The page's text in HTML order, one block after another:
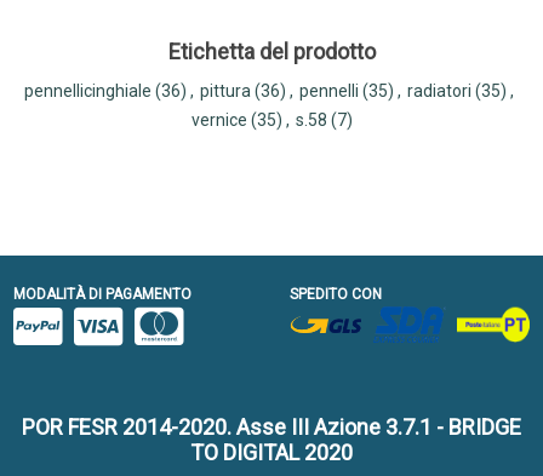
Etichetta del prodotto
pennellicinghiale (36) , pittura (36) , pennelli (35) , radiatori (35) ,
vernice (35) , s.58 (7)
MODALITÀ DI PAGAMENTO SPEDITO CON
POR FESR 2014-2020. Asse III Azione 3.7.1 - BRIDGE
TO DIGITAL 2020